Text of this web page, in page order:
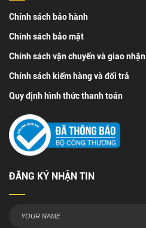
Chính sách bảo hành
Chính sách bảo mật
Chính sách vận chuyển và giao nhận
Chính sách kiểm hàng và đổi trả
Quy định hình thức thanh toán
ĐĂNG KÝ NHẬN TIN